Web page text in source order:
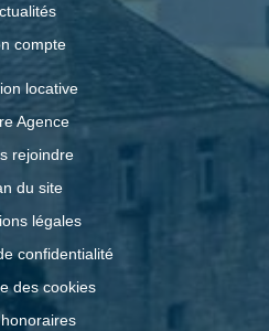
compte
locative
Agence
rejoindre
du site
légales
confidentialité
des cookies